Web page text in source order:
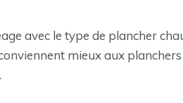
avec le type de plancher
mieux aux